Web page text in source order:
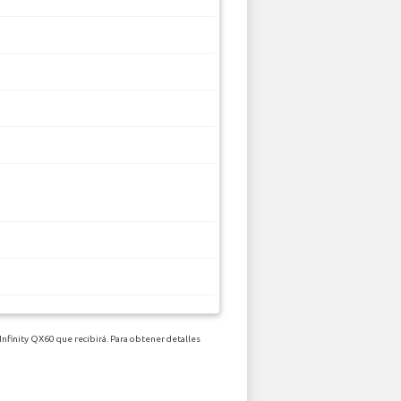
QX60 que recibirá. Para obtener detalles